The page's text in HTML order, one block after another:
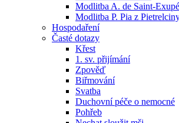
Modlitba A. de Saint-
Modlitba P. Pia z
Hospodaření
Časté dotazy
Křest
1. sv. přijímání
Zpověď
Biřmování
Svatba
Duchovní péče o nemocné
Pohřeb